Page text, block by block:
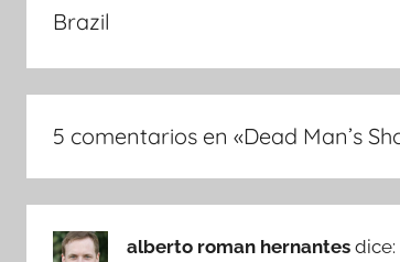
Brazil
5 comentarios en «Dead Man’s
alberto roman hernantes dice: